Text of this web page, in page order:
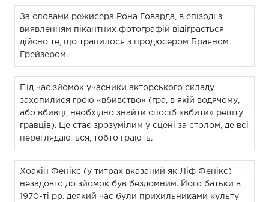
За словами режисера Рона Говарда, в епізоді з
виявленням пікантних фотографій відіграється
дійсно те, що трапилося з продюсером Браяном
Грейзером.
Під час зйомок учасники акторського складу
захопилися грою «вбивство» (гра, в якій водячому,
або вбивці, необхідно знайти спосіб «вбити» решту
гравців). Це стає зрозумілим у сцені за столом, де всі
переглядаються, тобто грають.
Хоакін Фенікс (у титрах вказаний як Ліф Фенікс)
незадовго до зйомок був бездомним. Його батьки в
1970-ті рр. деякий час були прихильниками культу